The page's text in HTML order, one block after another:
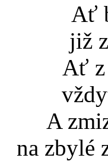
Ať
již
Ať z
A
na zbylé